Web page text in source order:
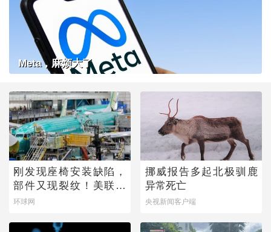
Meta，麻烦大了
刚发现座椅安装缺陷，
部件又现裂纹！美联邦
航空局下令：排查
环球网
挪威报告多起北极驯鹿
异常死亡
央视新闻客户端